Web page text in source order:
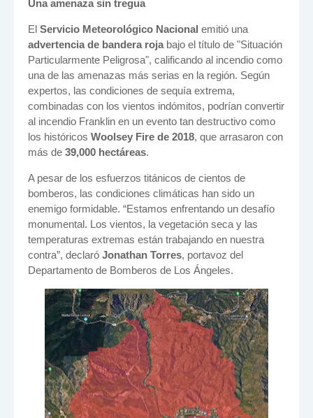
Una amenaza sin tregua
El Servicio Meteorológico Nacional emitió una
advertencia de bandera roja bajo el título de "Situación
Particularmente Peligrosa", calificando al incendio como
una de las amenazas más serias en la región. Según
expertos, las condiciones de sequía extrema,
combinadas con los vientos indómitos, podrían convertir
al incendio Franklin en un evento tan destructivo como
los históricos Woolsey Fire de 2018, que arrasaron con
más de 39,000 hectáreas.
A pesar de los esfuerzos titánicos de cientos de
bomberos, las condiciones climáticas han sido un
enemigo formidable. “Estamos enfrentando un desafío
monumental. Los vientos, la vegetación seca y las
temperaturas extremas están trabajando en nuestra
contra”, declaró Jonathan Torres, portavoz del
Departamento de Bomberos de Los Ángeles.